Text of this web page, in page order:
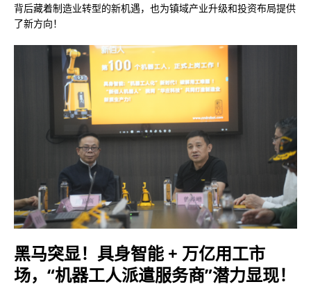
背后藏着制造业转型的新机遇，也为镇域产业升级和投资布局提供
了新方向！
黑马突显！具身智能 + 万亿用工市
场，“机器工人派遣服务商”潜力显现！